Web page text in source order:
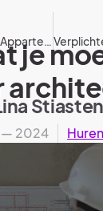
Begrippenlijst – Appartement.be
je
— 2024 Huren